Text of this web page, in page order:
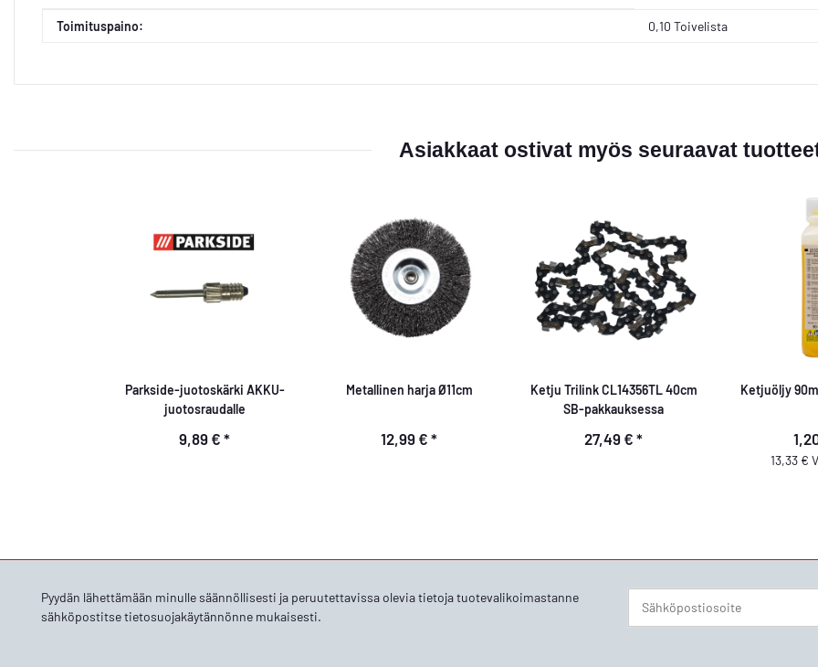
Tuoteominaisuus
Arvo
Toimituspaino: 0,10 Toivelista
Asiakkaat ostivat myös seuraavat
Parkside-juotoskärki AKKU-
juotosraudalle
9,89 € *
Metallinen harja Ø11cm
12,99 € *
Ketju Trilink CL14356TL 40cm
SB-pakkauksessa
27,49 € *
Ketjuöljy
13,33 €
Pyydän lähettämään minulle säännöllisesti ja peruutettavissa olevia tietoja tuotevalikoimastanne
sähköpostitsetietosuojakäytännönne mukaisesti.